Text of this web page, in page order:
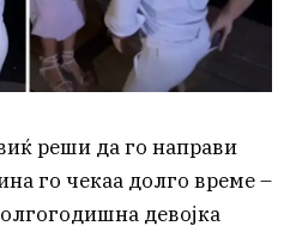
реши да го направи
го чекаа долго време –
девојка